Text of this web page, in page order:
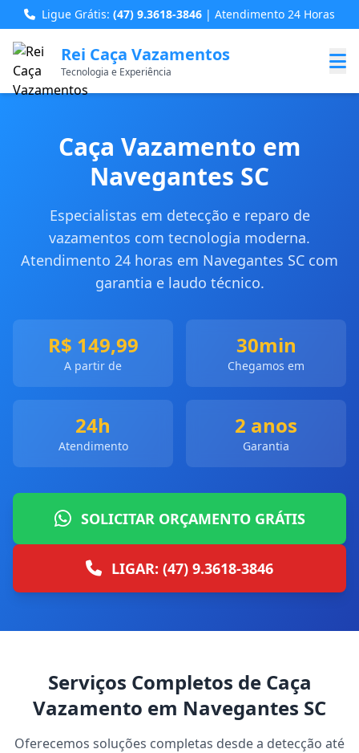
Ligue Grátis: (47) 9.3618-3846 | Atendimento 24 Horas
Rei Caça Vazamentos
Tecnologia e Experiência
Caça Vazamento em
Navegantes SC
Especialistas em detecção e reparo de
vazamentos com tecnologia moderna.
Atendimento 24 horas em Navegantes SC com
garantia e laudo técnico.
R$ 149,99
A partir de
30min
Chegamos em
24h
Atendimento
2 anos
Garantia
SOLICITAR ORÇAMENTO GRÁTIS
LIGAR: (47) 9.3618-3846
Serviços Completos de Caça
Vazamento em Navegantes SC
Oferecemos soluções completas desde a detecção até